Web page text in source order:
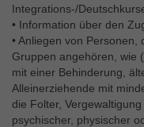
Integrations-/
• Information über den
• Anliegen von
Gruppen angehören, wie
mit einer Behinderung,
Alleinerziehende mit
die Folter,
psychischer, physischer